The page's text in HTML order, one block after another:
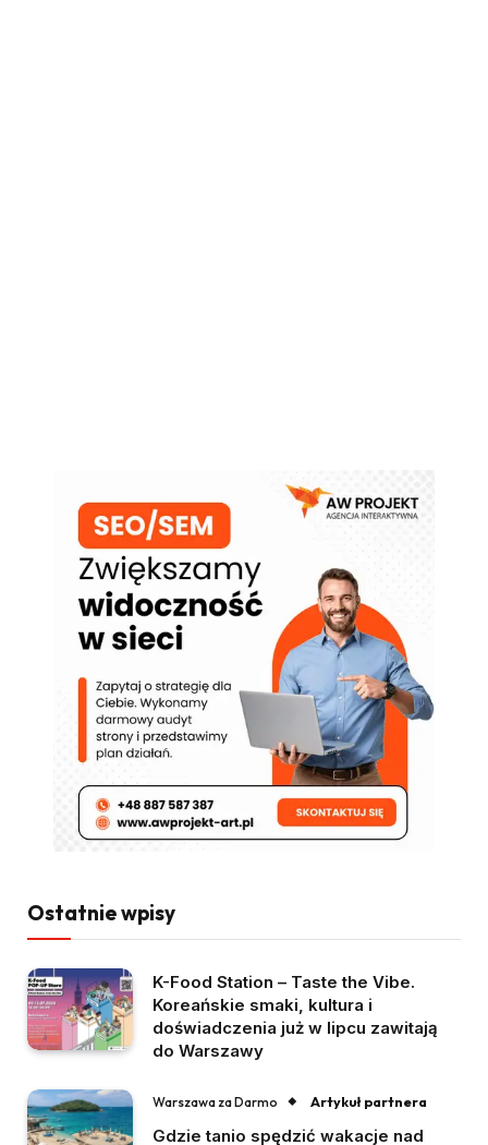
Ostatnie wpisy
K-Food Station – Taste the Vibe.
Koreańskie smaki, kultura i
doświadczenia już w lipcu zawitają
do Warszawy
Warszawa za Darmo Artykuł partnera
Gdzie tanio spędzić wakacje nad